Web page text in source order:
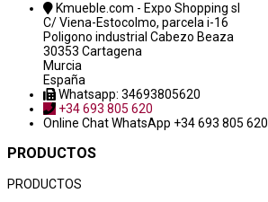
Kmueble.com - Expo Shopping sl
C/ Viena-Estocolmo, parcela i-16
Poligono industrial Cabezo Beaza
30353 Cartagena
Murcia
España
Whatsapp: 34693805620
+34 693 805 620
Online ChatWhatsApp +34 693 805 620
PRODUCTOS
PRODUCTOS